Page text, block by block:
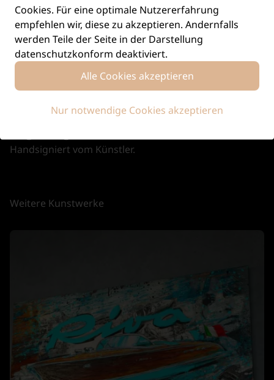
Sichere Bezahlung
Sichere Bezahlung mit PayPal.
Handsigniert vom Künstler.
Weitere Kunstwerke
Cookies. Für eine optimale Nutzererfahrung
empfehlen wir, diese zu akzeptieren. Andernfalls
werden Teile der Seite in der Darstellung
datenschutzkonform deaktiviert.
Alle Cookies akzeptieren
Nur notwendige Cookies akzeptieren